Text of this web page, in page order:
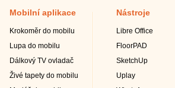
Mobilní aplikace
Krokoměr do mobilu
Lupa do mobilu
Dálkový TV ovladač
Živé tapety do mobilu
Nástroje
Libre Office
FloorPAD
SketchUp
Uplay